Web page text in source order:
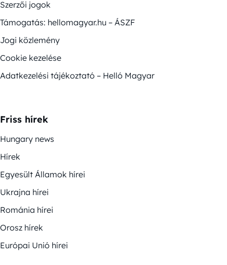
Szerzői jogok
Támogatás: hellomagyar.hu – ÁSZF
Jogi közlemény
Cookie kezelése
Adatkezelési tájékoztató – Helló Magyar
Friss hírek
Hungary news
Hírek
Egyesült Államok hírei
Ukrajna hírei
Románia hírei
Orosz hírek
Európai Unió hírei